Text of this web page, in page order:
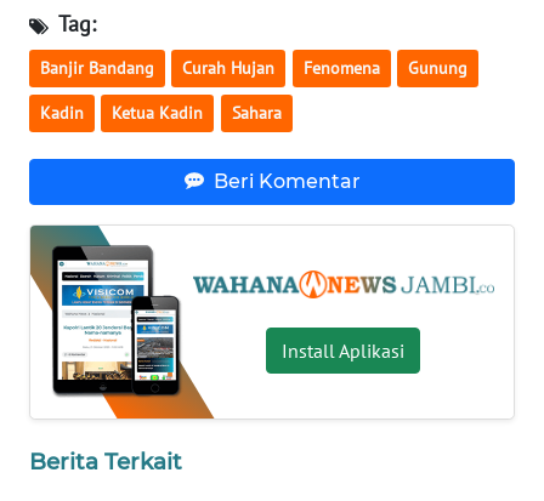
Tag:
Banjir Bandang Curah Hujan Fenomena Gunung
Kadin Ketua Kadin Sahara
Beri Komentar
Install Aplikasi
Berita Terkait
WN
SULSEL
WN
GORONTALO
WN
MALUKU
WN
MALUT
WN